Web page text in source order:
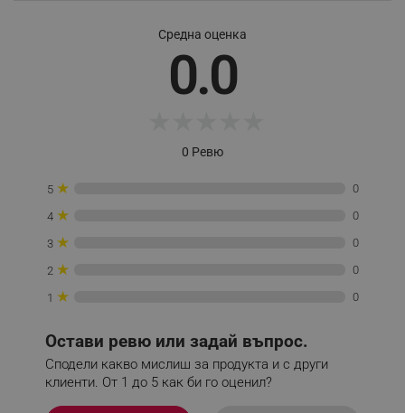
Средна оценка
0.0
0 Ревю
5 ★ 0
4 ★ 0
3 ★ 0
2 ★ 0
1 ★ 0
Остави ревю или задай въпрос.
Сподели какво мислиш за продукта и с други
клиенти. От 1 до 5 как би го оценил?
.alleop.bg
_sgf_delayed_campaigns